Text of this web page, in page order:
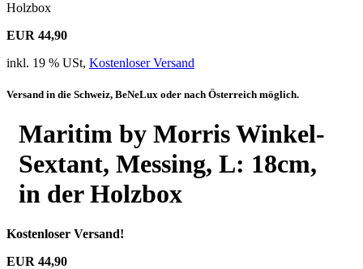
Holzbox
EUR 44,90
inkl. 19 % USt, Kostenloser Versand
Versand in die Schweiz, BeNeLux oder nach Österreich möglich.
Maritim by Morris Winkel-
Sextant, Messing, L: 18cm,
in der Holzbox
Kostenloser Versand!
EUR 44,90